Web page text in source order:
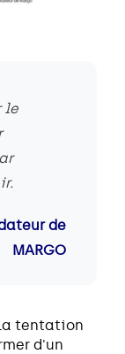
le
de
MARGO
tentation
d'un